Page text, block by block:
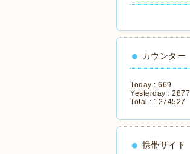
カウンター
Today : 669
Yesterday : 2877
Total : 1274527
携帯サイト